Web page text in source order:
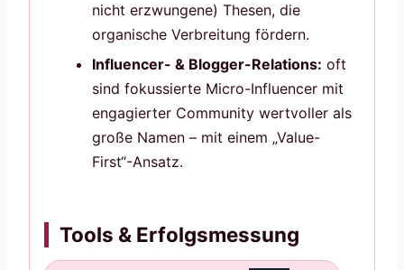
nicht erzwungene) Thesen, die
organische Verbreitung fördern.
Influencer- & Blogger-Relations: oft
sind fokussierte Micro-Influencer mit
engagierter Community wertvoller als
große Namen – mit einem „Value-
First“-Ansatz.
Tools & Erfolgsmessung